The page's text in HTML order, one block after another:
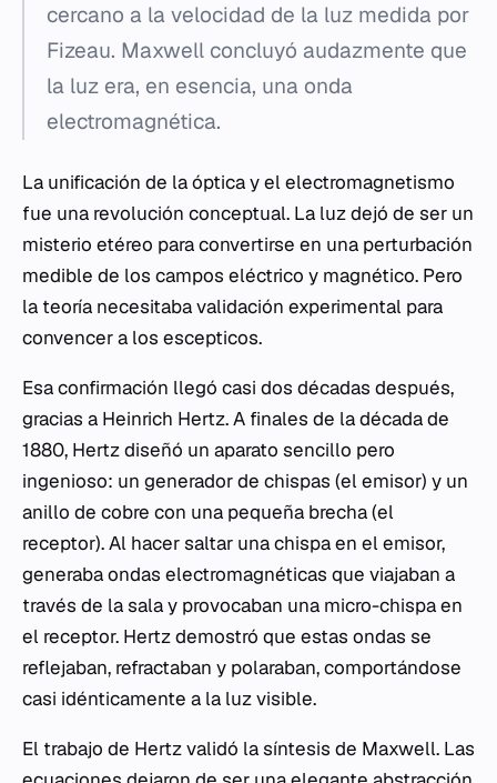
cercano a la velocidad de la luz medida por
Fizeau. Maxwell concluyó audazmente que
la luz era, en esencia, una onda
electromagnética.
La unificación de la óptica y el electromagnetismo
fue una revolución conceptual. La luz dejó de ser un
misterio etéreo para convertirse en una perturbación
medible de los campos eléctrico y magnético. Pero
la teoría necesitaba validación experimental para
convencer a los escepticos.
Esa confirmación llegó casi dos décadas después,
gracias a Heinrich Hertz. A finales de la década de
1880, Hertz diseñó un aparato sencillo pero
ingenioso: un generador de chispas (el emisor) y un
anillo de cobre con una pequeña brecha (el
receptor). Al hacer saltar una chispa en el emisor,
generaba ondas electromagnéticas que viajaban a
través de la sala y provocaban una micro-chispa en
el receptor. Hertz demostró que estas ondas se
reflejaban, refractaban y polaraban, comportándose
casi idénticamente a la luz visible.
El trabajo de Hertz validó la síntesis de Maxwell. Las